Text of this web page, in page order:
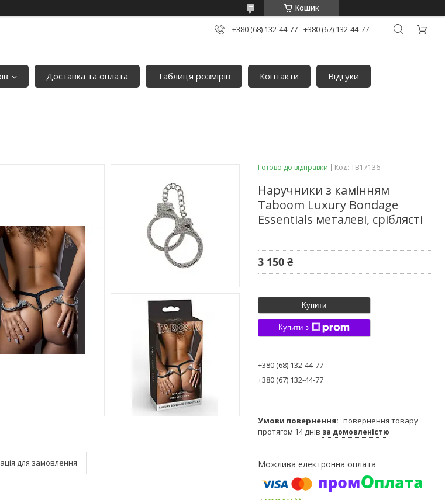
Кошик
+380 (68) 132-44-77 +380 (67) 132-44-77
Доставка та оплата Таблиця розмірів Контакти
Відгуки
для замовлення
Готово до відправки Код: TB17136
Наручники з камінням
Taboom Luxury Bondage
Essentials металеві, сріблясті
3 150 ₴
Купити
Купити з
+380 (68) 132-44-77
+380 (67) 132-44-77
повернення товару
протягом 14 днів за домовленістю